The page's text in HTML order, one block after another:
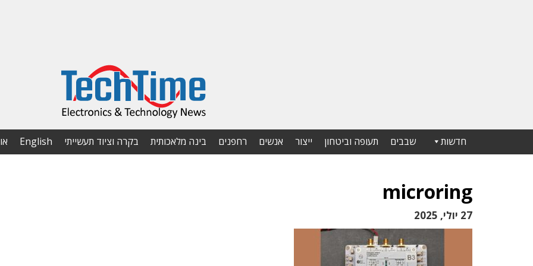
חדשות שבבים תעופה וביטחון ייצור אנשים רחפנים בינה מלאכותית בקרה וציוד תעשייתי English
microring
27 יולי, 2025